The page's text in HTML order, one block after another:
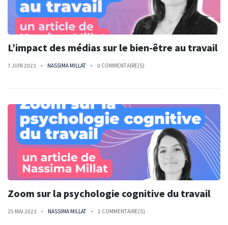
L’impact des médias sur le bien-être au travail
7 JUIN 2023 NASSIMA MILLAT 0 COMMENTAIRE(S)
Zoom sur la psychologie cognitive du travail
25 MAI 2023 NASSIMA MILLAT 1 COMMENTAIRE(S)